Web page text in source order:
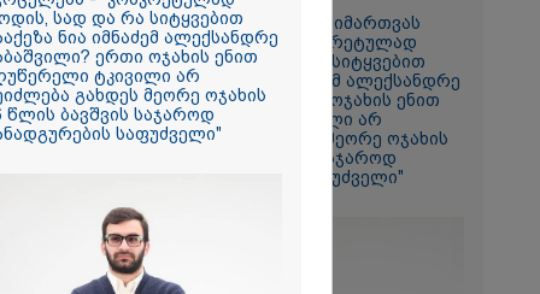
ქართულ
ბიჭი
ზღვამ კიდევ
სამაშველო"
ნია იმნაძის ბებია მიმართვას
ავრცელებს - "კონკრეტულად
როდის, სად და რა სიტყვებით
წააქეზა ნია იმნაძემ ალექსანდრე
გაბაშვილი? ერთი ოჯახის ენით
აღუწერელი ტკივილი არ
შეიძლება გახდეს მეორე ოჯახის
16 წლის ბავშვის საჯაროდ
განადგურების საფუძველი"
სად და რა სიტყვებით
ნია იმნაძემ ალექსანდრე
ერთი ოჯახის ენით
ტკივილი არ
გახდეს მეორე ოჯახის
წლის ბავშვის საჯაროდ
საფუძველი"